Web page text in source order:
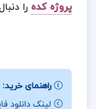
پروژه کده را
آتش) سارا جی.
چالش‌های بزرگی
راهنمای خرید:
لینک دانلود